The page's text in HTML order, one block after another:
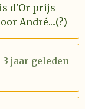
d'Or prijs
André....(?)
3 jaar geleden